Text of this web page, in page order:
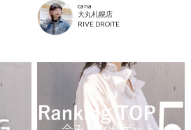
cana
大丸札幌店
RIVE DROITE